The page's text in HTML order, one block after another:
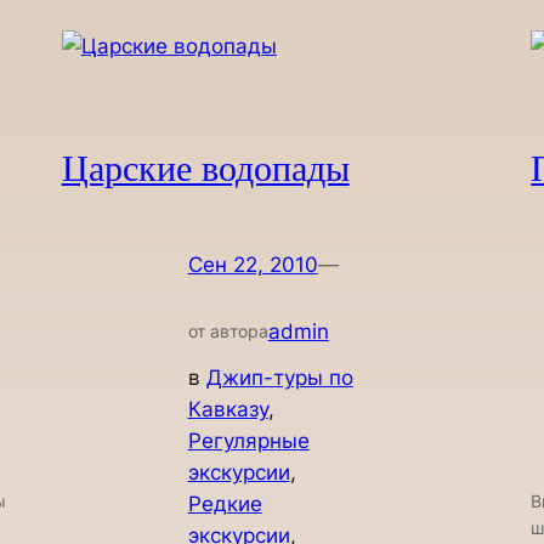
Царские водопады
Сен 22, 2010—
от автораadmin
в Джип-туры по
Кавказу
Регулярные
экскурсии
Редкие
экскурсии